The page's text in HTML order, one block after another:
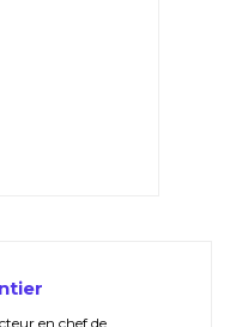
en chef de